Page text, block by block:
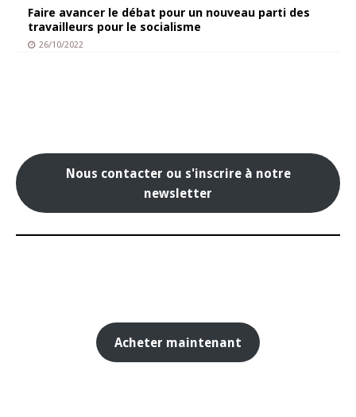
Faire avancer le débat pour un nouveau parti des
travailleurs pour le socialisme
26/10/2022
Nous contacter ou s'inscrire à notre
newsletter
Acheter maintenant